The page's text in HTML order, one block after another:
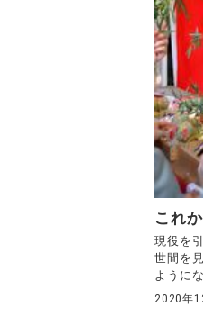
これ
現役を
世間を
ように
2020年